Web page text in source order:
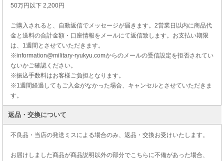
50万円以下 2,200円
ご購入されると、自動返信でメッセージが届きます。2営業日以内に商品代
金と送料の合計金額・口座情報をメールにて返信致します。お支払い期限
は、1週間とさせていただきます。
※information@military-ryukyu.comからのメールの受信設定を拒否されてい
ないかご確認ください。
※振込手数料はお客様ご負担となります。
※1週間経過してもご入金がなかった場合、キャンセルとさせていただきま
す。
返品・交換について
不良品・当店の発送ミスによる場合のみ、返品・交換お受けいたします。
お届けしました商品が商品説明以外の部分でこちらに不備があった場合、